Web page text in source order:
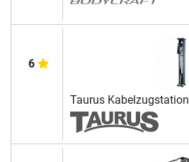
6
Taurus Kabelzugstation